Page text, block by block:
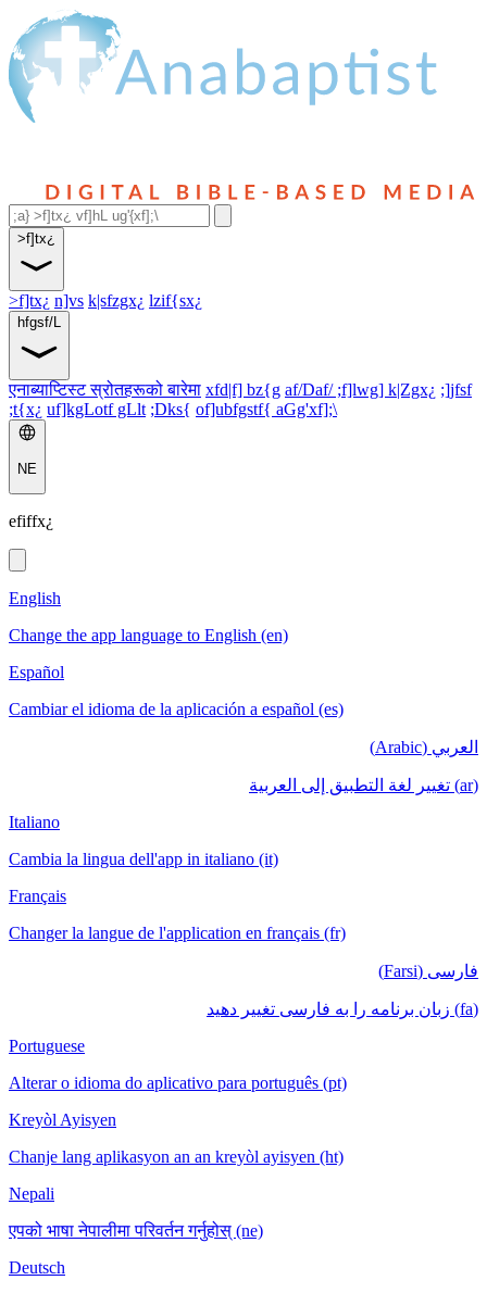
>f]tx¿
>f]tx¿ n]vs k|sfzgx¿ lzif{sx¿
hfgsf/L
एनाब्याप्टिस्ट स्रोतहरूको बारेमा xfd|f] bz{g af/Daf/ ;f]lwg] k|Zgx¿ ;]jfsf
;t{x¿ uf]kgLotf gLlt ;Dks{ of]ubfgstf{ aGg'xf];\
NE
efiffx¿
English
Change the app language to English (en)
Español
Cambiar el idioma de la aplicación a español (es)
العربي (Arabic)
(ar) تغيير لغة التطبيق إلى العربية
Italiano
Cambia la lingua dell'app in italiano (it)
Français
Changer la langue de l'application en français (fr)
فارسی (Farsi)
(fa) زبان برنامه را به فارسی تغییر دهید
Portuguese
Alterar o idioma do aplicativo para português (pt)
Kreyòl Ayisyen
Chanje lang aplikasyon an an kreyòl ayisyen (ht)
Nepali
एपको भाषा नेपालीमा परिवर्तन गर्नुहोस् (ne)
Deutsch